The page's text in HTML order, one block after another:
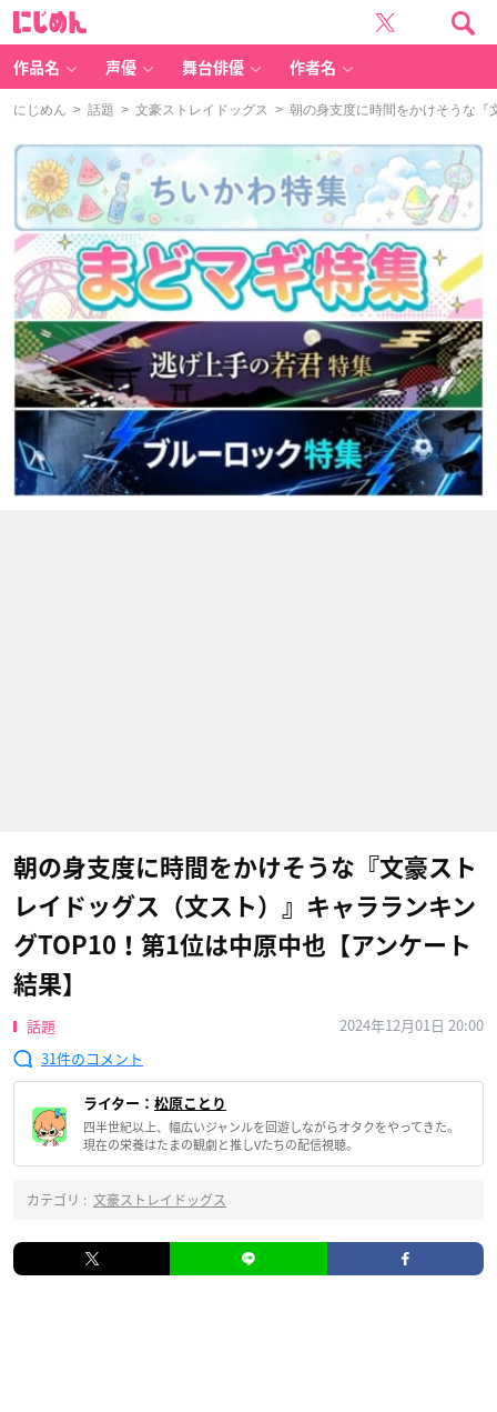
作品名 声優 舞台俳優 作者名
にじめん > 話題 > 文豪ストレイドッグス > 朝の身支度に時間をかけそうな『
朝の身支度に時間をかけそうな『文豪スト
レイドッグス（文スト）』キャラランキン
グTOP10！第1位は中原中也【アンケート
結果】
話題
2024年12月01日 20:00
31
ライター： 松原ことり
四半世紀以上、幅広いジャンルを回遊しながらオタクをやってきた。
現在の栄養はたまの観劇と推しVたちの配信視聴。
カテゴリ : 文豪ストレイドッグス